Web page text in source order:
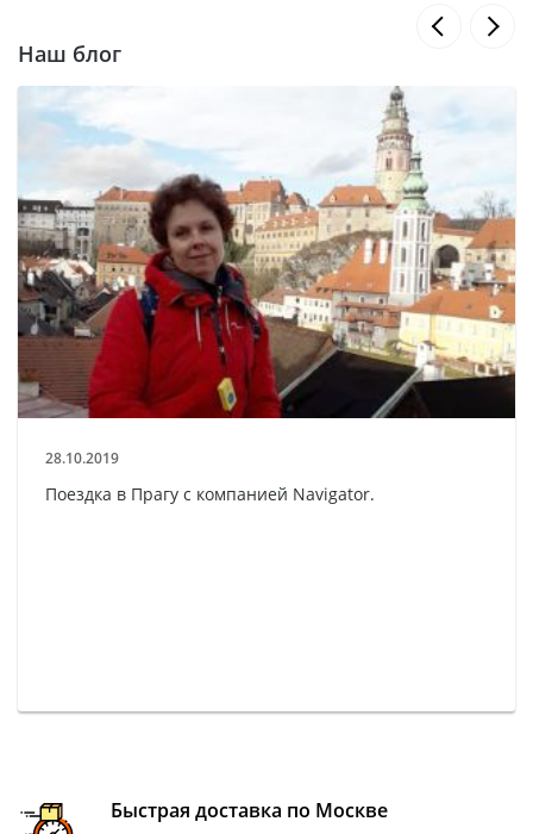
Наш блог
28.10.2019
Поездка в Прагу с компанией Navigator.
Быстрая доставка по Москве